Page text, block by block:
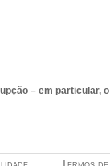
– em particular, o